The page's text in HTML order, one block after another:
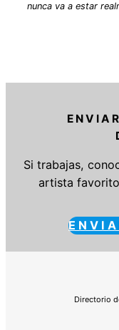
nunca va a estar
Si trabajas,
artista
Directorio